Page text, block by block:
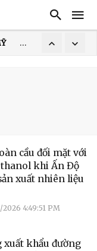
HOA KỲ
DỊCH
cầu đối mặt với
khi Ấn Độ
xuất nhiên liệu
4:49:51 PM
xuất khẩu đường